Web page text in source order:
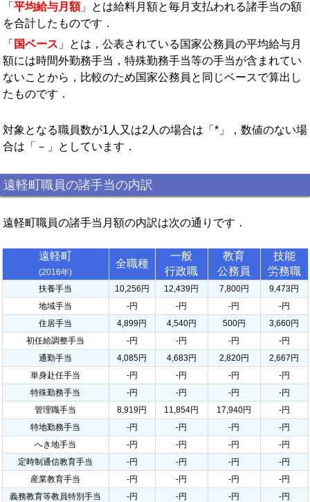
「 平均給与月額」とは給料月額と毎月支払われる諸手当の額
を合計したものです．
「 国ベース 」とは，公表されている国家公務員の平均給与月
額には時間外勤務手当，特殊勤務手当等の手当が含まれてい
ないことから，比較のため国家公務員と同じベースで算出し
たものです．
対象となる職員数が1人又は2人の場合は「*」，数値のない場
合は「－」としています．
遠軽町職員の諸手当の内訳
遠軽町職員の諸手当月額の内訳は次の通りです．
遠軽町
(2016年)
全職種
一般
行政職
教育
公務員
技能
労務職
扶養手当 10,256円 12,439円 7,800円
9,473円
地域手当
-円 -円 -円
-円
住居手当
4,899円 4,540円 500円
3,660円
初任給調整手当
-円 -円 -円
-円
通勤手当
4,085円 4,683円 2,820円
2,667円
単身赴任手当
-円 -円 -円
-円
特殊勤務手当
-円 -円 -円
-円
管理職手当
8,919円 11,854円 17,940円
-円
特地勤務手当
-円 -円 -円
-円
へき地手当
-円 -円 -円
-円
定時制通信教育手当
-円 -円 -円
-円
産業教育手当
-円 -円 -円
-円
義務教育等教員特別手当
-円 -円 -円
-円